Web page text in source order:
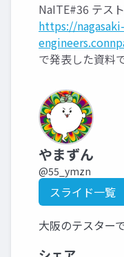
NaITE#36 テス
https://
で発表した資料で
やまずん
@55_ymzn
スライド一覧
大阪のテスター